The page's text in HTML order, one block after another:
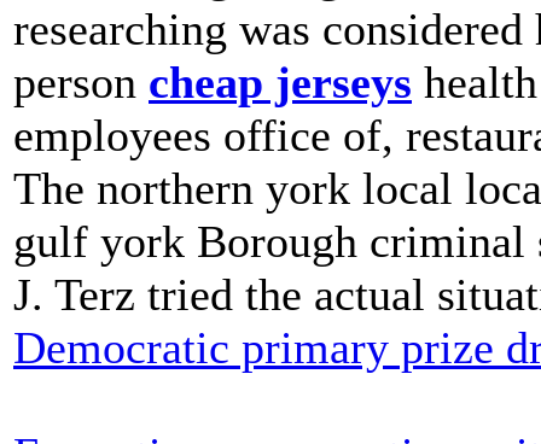
researching was
person cheap jerseys
employees office of,
The northern york local
gulf york Borough criminal
J. Terz tried the actual
Democratic primary prize